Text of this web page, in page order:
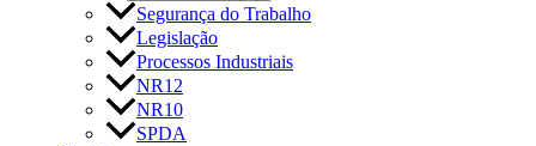
Segurança do Trabalho
Legislação
Processos Industriais
NR12
NR10
SPDA